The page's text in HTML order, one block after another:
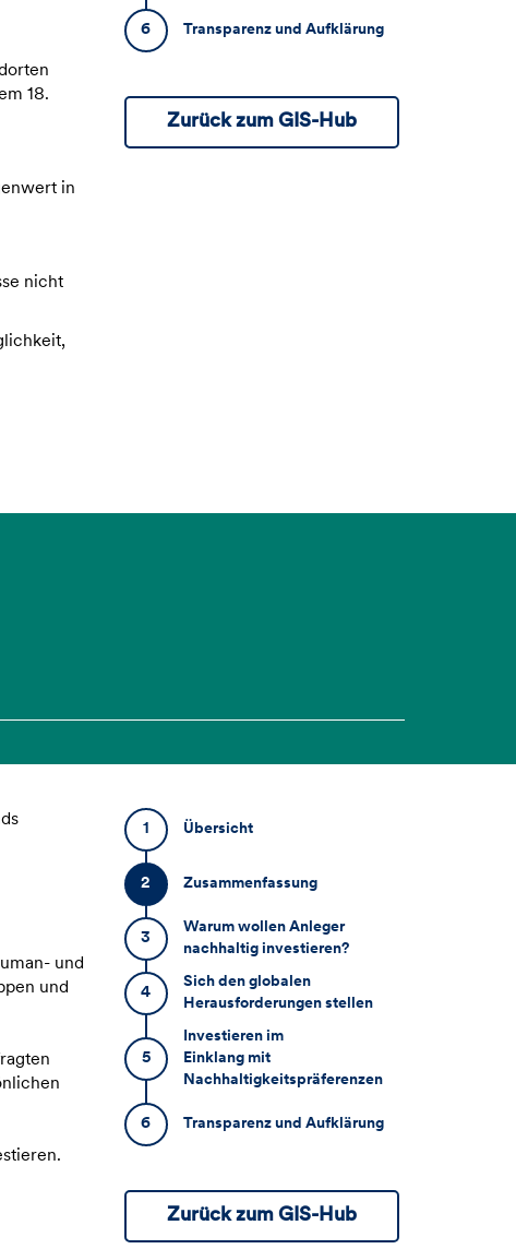
18.
in
nicht
6 Transparenz und Aufklärung
Zurück zum GIS-Hub
und
und
1 Übersicht
2 Zusammenfassung
3
Warum wollen Anleger
nachhaltig investieren?
4
Sich den globalen
Herausforderungen stellen
5
Investieren im
Einklang mit
Nachhaltigkeitspräferenzen
6 Transparenz und Aufklärung
Zurück zum GIS-Hub